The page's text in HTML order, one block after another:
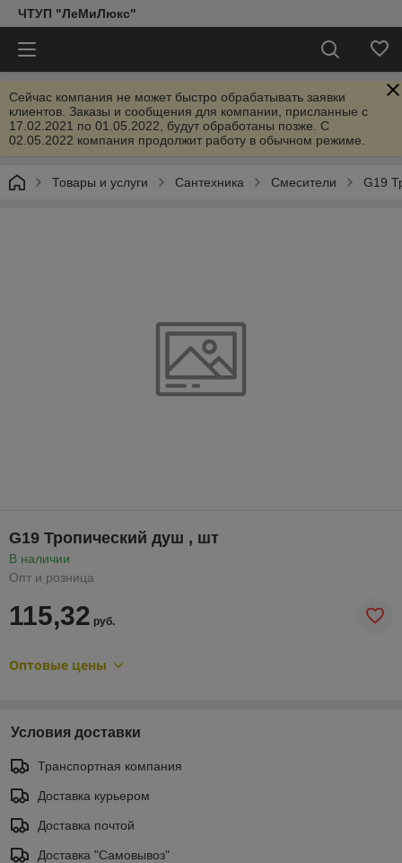
ЧТУП "ЛеМиЛюкс"
Сейчас компания не может быстро обрабатывать заявки
клиентов. Заказы и сообщения для компании, присланные с
17.02.2021 по 01.05.2022, будут обработаны позже. С
02.05.2022 компания продолжит работу в обычном режиме.
Товары и услуги Сантехника Смесители G19
G19 Тропический душ , шт
В наличии
Опт и розница
115,32 руб.
Оптовые цены
Условия доставки
Транспортная компания
Доставка курьером
Доставка почтой
Доставка "Самовывоз"